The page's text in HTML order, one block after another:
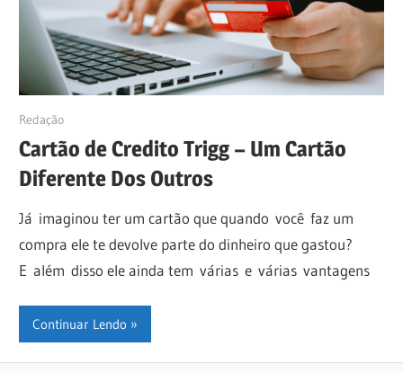
11/07/2019
Redação
Cartão de Credito Trigg – Um Cartão
Diferente Dos Outros
Já imaginou ter um cartão que quando você faz um
compra ele te devolve parte do dinheiro que gastou?
E além disso ele ainda tem várias e várias vantagens
Continuar Lendo